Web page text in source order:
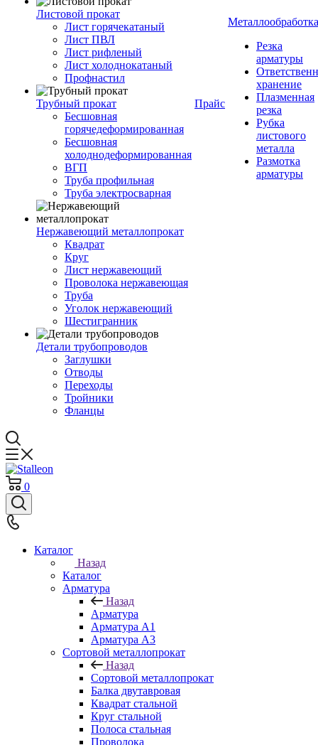
Листовой прокат
Лист горячекатаный
Лист ПВЛ
Лист рифленый
Лист холоднокатаный
Профнастил
Трубный прокат
Бесшовная
горячедеформированная
Бесшовная
холоднодеформированная
ВГП
Труба профильная
Труба электросварная
Нержавеющий металлопрокат
Квадрат
Круг
Лист нержавеющий
Проволока нержавеющая
Труба
Уголок нержавеющий
Шестигранник
Детали трубопроводов
Заглушки
Отводы
Переходы
Тройники
Фланцы
Прайс
Металлообработка
Резка
арматуры
хранение
Плазменная
резка
Рубка
листового
металла
Размотка
арматуры
0
Каталог
Назад
Каталог
Арматура
Назад
Арматура
Арматура A1
Арматура А3
Сортовой металлопрокат
Назад
Сортовой металлопрокат
Балка двутавровая
Квадрат стальной
Круг стальной
Полоса стальная
Проволока